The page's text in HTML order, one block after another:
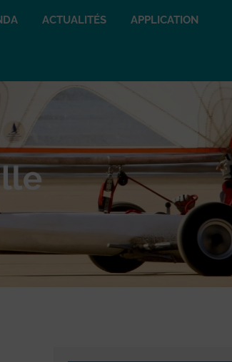
ACTUALITÉS APPLICATION